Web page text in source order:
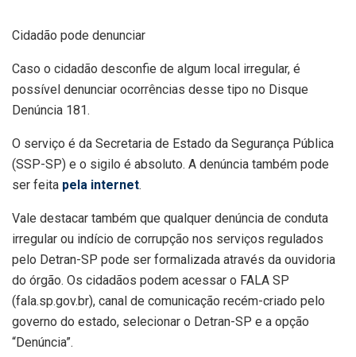
Cidadão pode denunciar
Caso o cidadão desconfie de algum local irregular, é
possível denunciar ocorrências desse tipo no Disque
Denúncia 181.
O serviço é da Secretaria de Estado da Segurança Pública
(SSP-SP) e o sigilo é absoluto. A denúncia também pode
ser feita pela internet.
Vale destacar também que qualquer denúncia de conduta
irregular ou indício de corrupção nos serviços regulados
pelo Detran-SP pode ser formalizada através da ouvidoria
do órgão. Os cidadãos podem acessar o FALA SP
(fala.sp.gov.br), canal de comunicação recém-criado pelo
governo do estado, selecionar o Detran-SP e a opção
“Denúncia”.